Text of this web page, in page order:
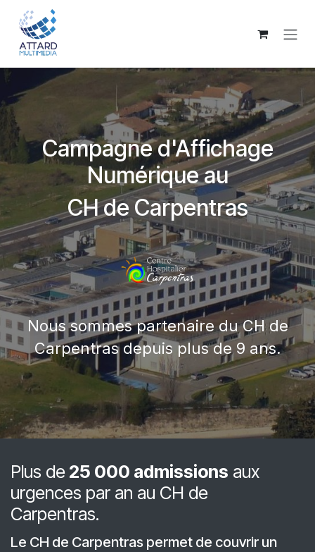
Se rendre au contenu
Campagne d'Affichage
Numérique au
CH de Carpentras
Nous sommes partenaire du CH de
Carpentras depuis plus de 9 ans.
Plus de 25 000 admissions aux
urgences par an au CH de
Carpentras.
Le CH de Carpentras permet de couvrir un